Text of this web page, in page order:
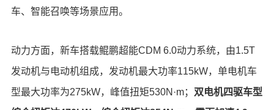
车、智能召唤等场景应用。
动力方面，新车搭载鲲鹏超能CDM 6.0动力系统，由1.5T
发动机与电动机组成，发动机最大功率115kW，单电机车
型最大功率为275kW，峰值扭矩530N·m； 双电机四驱车型